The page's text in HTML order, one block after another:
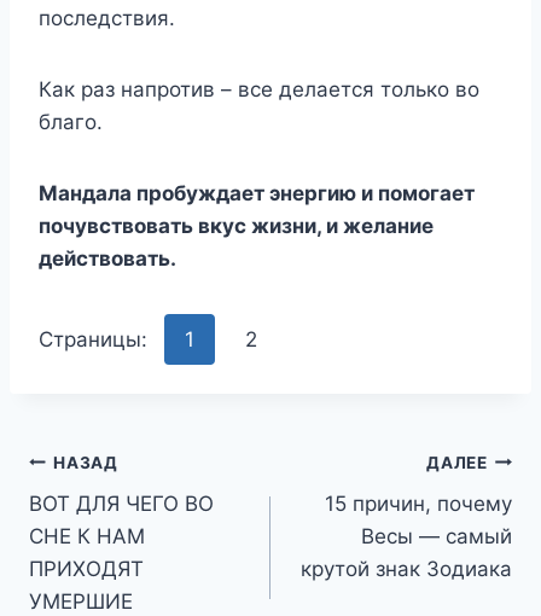
последствия.
Как раз напротив – все делается только во
благо.
Мандала пробуждает энергию и помогает
почувствовать вкус жизни, и желание
действовать.
Страницы: 1 2
Навигация
по
записям
НАЗАД
ВОТ ДЛЯ ЧЕГО ВО
СНЕ К НАМ
ПРИХОДЯТ
УМЕРШИЕ
ДАЛЕЕ
15 причин, почему
Весы — самый
крутой знак Зодиака